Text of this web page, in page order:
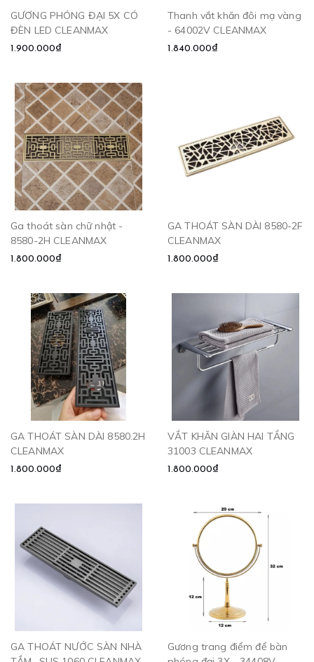
GƯƠNG PHÓNG ĐẠI 5X CÓ
ĐÈN LED CLEANMAX
1.900.000₫
Thanh vắt khăn đôi mạ vàng
- 64002V CLEANMAX
1.840.000₫
Ga thoát sàn chữ nhật -
8580-2H CLEANMAX
1.800.000₫
GA THOÁT SÀN DÀI 8580-2F
CLEANMAX
1.800.000₫
GA THOÁT SÀN DÀI 8580.2H
CLEANMAX
1.800.000₫
VẮT KHĂN GIÀN HAI TẦNG
31003 CLEANMAX
1.800.000₫
GA THOÁT NƯỚC SÀN NHÀ
Gương trang điểm để bàn